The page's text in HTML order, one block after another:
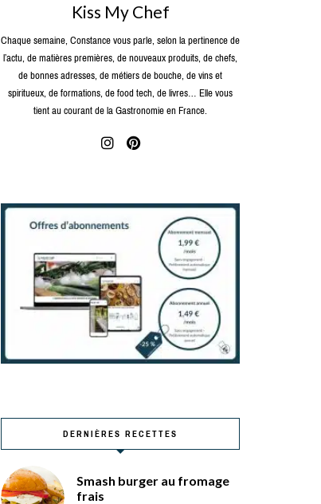
Kiss My Chef
Chaque semaine, Constance vous parle, selon la pertinence de
l’actu, de matières premières, de nouveaux produits, de chefs,
de bonnes adresses, de métiers de bouche, de vins et
spiritueux, de formations, de food tech, de livres… Elle vous
tient au courant de la Gastronomie en France.
DERNIÈRES RECETTES
Smash burger au fromage
frais